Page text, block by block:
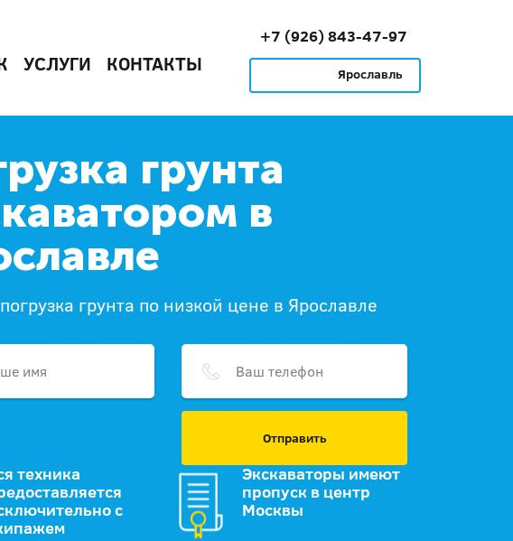
УСЛУГИ КОНТАКТЫ
+7 (926) 843-47-97
Ярославль
грунта
в
грунта по низкой цене в Ярославле
Отправить
техника
с
Экскаваторы имеют
пропуск в центр
Москвы